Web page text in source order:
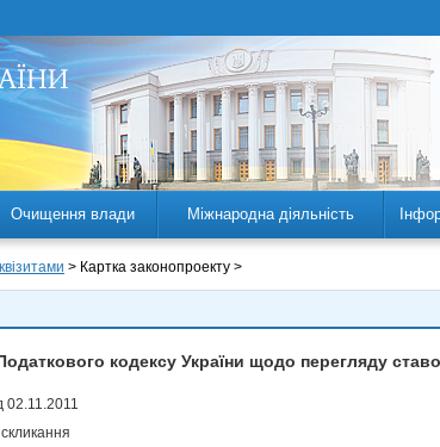
Очищення влади Міжнародна діяльність
> Картка законопроекту >
кодексу України щодо перегляду
02.11.2011